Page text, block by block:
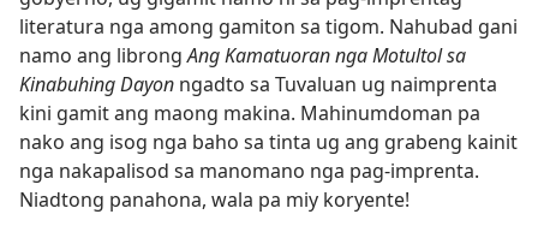
literatura nga among gamiton sa tigom. Nahubad gani
namo ang librongAng Kamatuoran nga Motultol sa
Kinabuhing Dayon ngadto sa Tuvaluan ug naimprenta
kini gamit ang maong makina. Mahinumdoman pa
nako ang isog nga baho sa tinta ug ang grabeng kainit
nga nakapalisod sa manomano nga pag-imprenta.
Niadtong panahona, wala pa miy koryente!